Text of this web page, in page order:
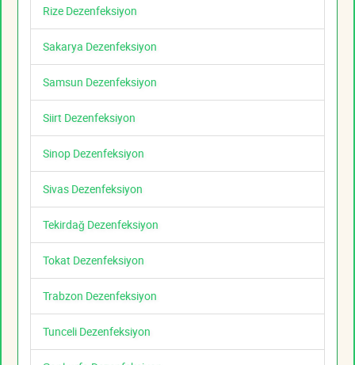
Rize Dezenfeksiyon
Sakarya Dezenfeksiyon
Samsun Dezenfeksiyon
Siirt Dezenfeksiyon
Sinop Dezenfeksiyon
Sivas Dezenfeksiyon
Tekirdağ Dezenfeksiyon
Tokat Dezenfeksiyon
Trabzon Dezenfeksiyon
Tunceli Dezenfeksiyon